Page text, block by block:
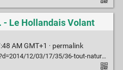
Le Hollandais Volant
AM GMT+1 · permalink
12/03/17/35/36-tout-naturellement